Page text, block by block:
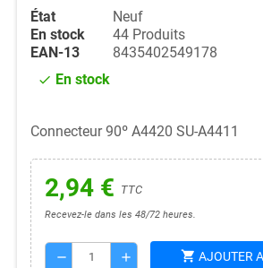
État
Neuf
En stock
44 Produits
EAN-13
8435402549178
check En stock
Connecteur 90º A4420 SU-A4411
2,94 € TTC
Recevez-le dans les 48/72 heures.
remove add shopping_cart AJOUTER